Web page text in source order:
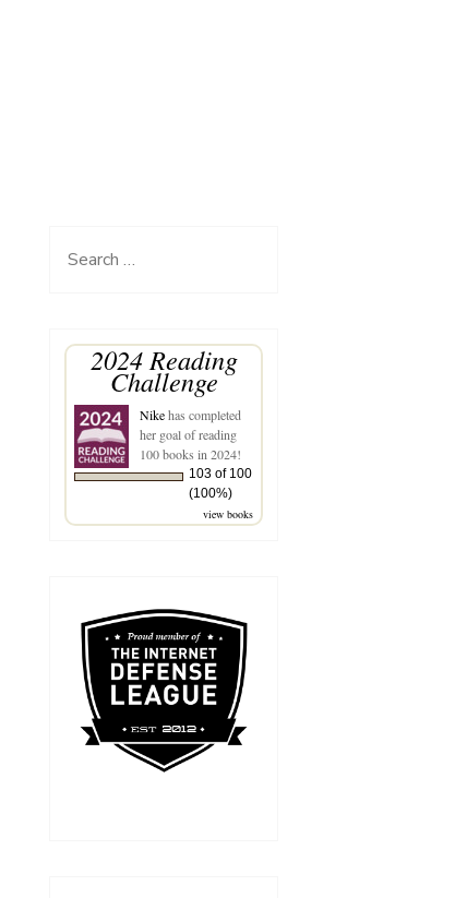
Search
2024 Reading
Challenge
Nikehas completed
her goal of reading
100 books in 2024!
103 of 100
(100%)
view books